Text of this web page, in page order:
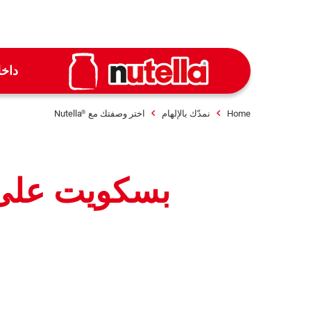
Home نمدّك بالإلهام اختر وصفتك مع ®
Nutella
بسكويت